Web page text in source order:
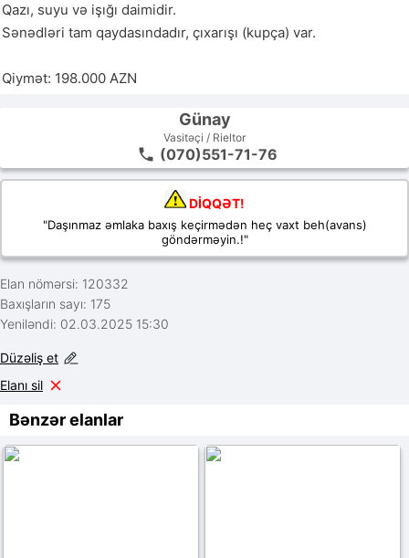
Qazı, suyu və işığı daimidir.
Sənədləri tam qaydasındadır, çıxarışı (kupça) var.
Qiymət: 198.000 AZN
Günay
Vasitəçi / Rieltor
(070)551-71-76
DİQQƏT!
"Daşınmaz əmlaka baxış keçirmədən heç vaxt beh(avans)
göndərməyin.!"
Elan nömərsi: 120332
Baxışların sayı: 175
Yeniləndi: 02.03.2025 15:30
Düzəliş et
Elanı sil
Bənzər elanlar